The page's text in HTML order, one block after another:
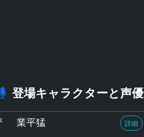
登場キャラクターと声優
業平猛 詳細